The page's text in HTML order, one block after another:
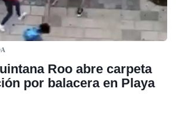
Roo abre carpeta
por balacera en Playa